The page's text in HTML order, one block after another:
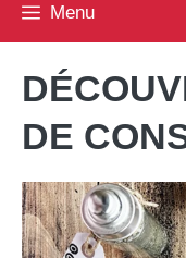
Menu
DE